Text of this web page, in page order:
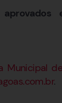
.